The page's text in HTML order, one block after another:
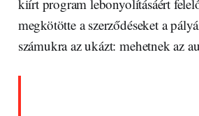
kiírt program lebonyolításáért
megkötötte a szerződéseket a
számukra az ukázt: mehetnek az